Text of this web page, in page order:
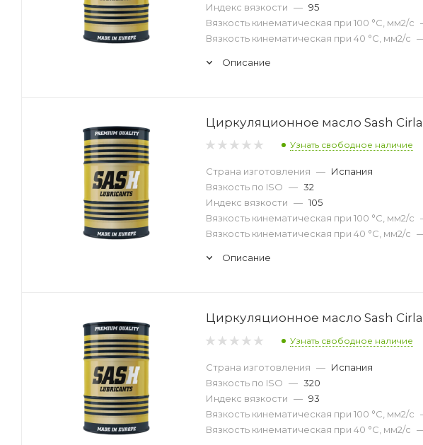
Индекс вязкости — 95
Вязкость кинематическая при 100 °С, мм2/с
Вязкость кинематическая при 40 °С, мм2/с
Описание
Циркуляционное масло Sash
Узнать свободное наличие
Страна изготовления — Испания
Вязкость по ISO — 32
Индекс вязкости — 105
Вязкость кинематическая при 100 °С, мм2/с
Вязкость кинематическая при 40 °С, мм2/с
Описание
Циркуляционное масло Sash
Узнать свободное наличие
Страна изготовления — Испания
Вязкость по ISO — 320
Индекс вязкости — 93
Вязкость кинематическая при 100 °С, мм2/с
Вязкость кинематическая при 40 °С, мм2/с